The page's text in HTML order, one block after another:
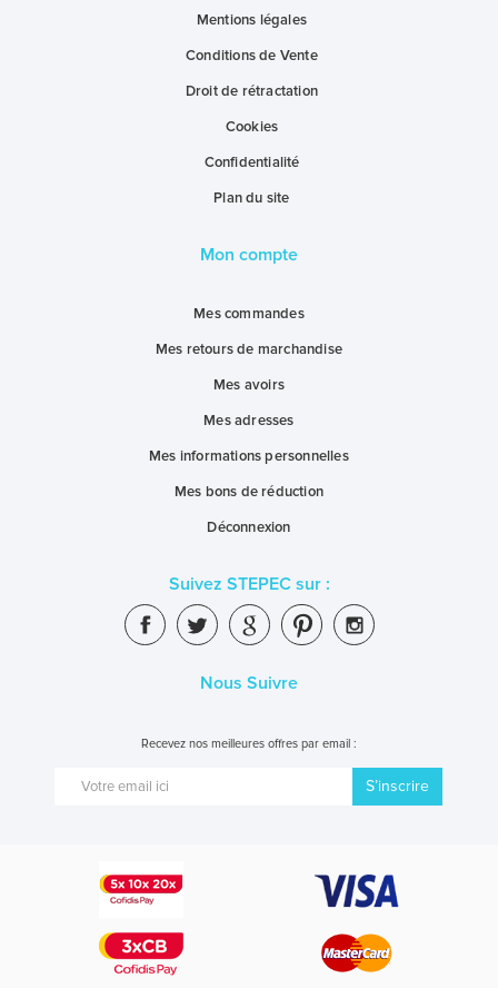
Mentions légales
Conditions de Vente
Droit de rétractation
Cookies
Confidentialité
Plan du site
Mon compte
Mes commandes
Mes retours de marchandise
Mes avoirs
Mes adresses
Mes informations personnelles
Mes bons de réduction
Déconnexion
Suivez STEPEC sur :
Nous Suivre
Recevez nos meilleures offres par email :
S’inscrire